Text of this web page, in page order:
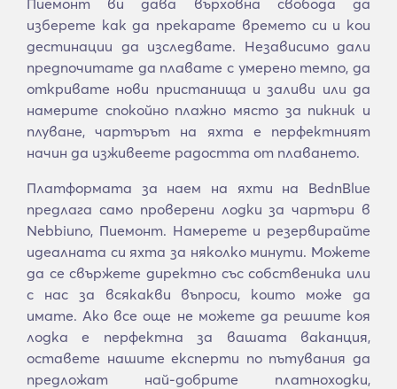
Пиемонт ви дава върховна свобода да
изберете как да прекарате времето си и кои
дестинации да изследвате. Независимо дали
предпочитате да плавате с умерено темпо, да
откривате нови пристанища и заливи или да
намерите спокойно плажно място за пикник и
плуване, чартърът на яхта е перфектният
начин да изживеете радостта от плаването.
Платформата за наем на яхти на BednBlue
предлага само проверени лодки за чартъри в
Nebbiuno, Пиемонт. Намерете и резервирайте
идеалната си яхта за няколко минути. Можете
да се свържете директно със собственика или
с нас за всякакви въпроси, които може да
имате. Ако все още не можете да решите коя
лодка е перфектна за вашата ваканция,
оставете нашите експерти по пътувания да
предложат най-добрите платноходки,